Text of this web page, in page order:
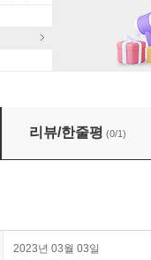
리뷰/한줄평 (0/1)
2023년 03월 03일